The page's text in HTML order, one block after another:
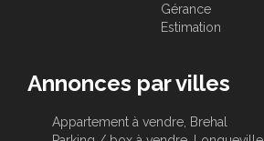
Gérance
Estimation
Annonces par villes
Appartement à vendre, Brehal